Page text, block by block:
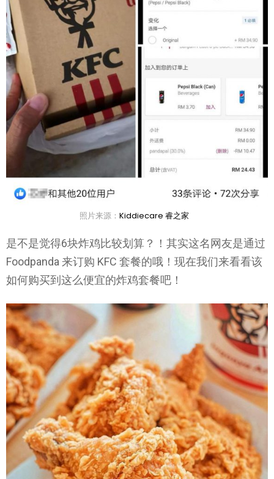
照片来源： Kiddiecare 睿之家
是不是觉得6块炸鸡比较划算？！其实这名网友是通过
Foodpanda 来订购 KFC 套餐的哦！现在我们来看看该
如何购买到这么便宜的炸鸡套餐吧！